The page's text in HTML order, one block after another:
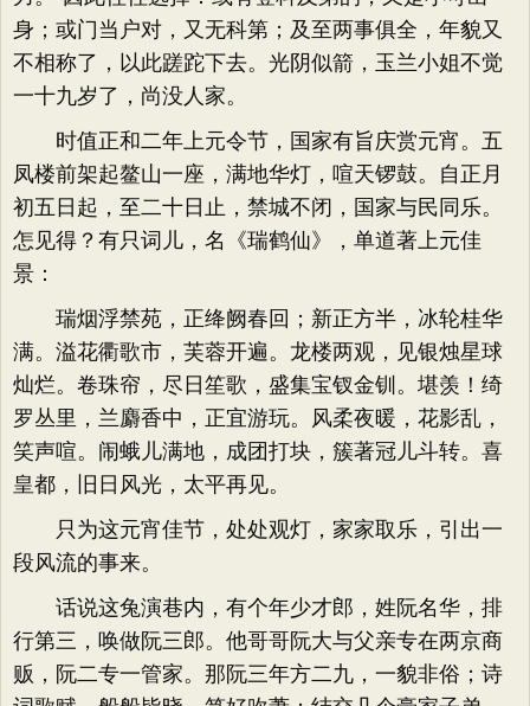
身；或门当户对，又无科第；及至两事俱全，年貌又
不相称了，以此蹉跎下去。光阴似箭，玉兰小姐不觉
一十九岁了，尚没人家。
时值正和二年上元令节，国家有旨庆赏元宵。五
凤楼前架起鳌山一座，满地华灯，喧天锣鼓。自正月
初五日起，至二十日止，禁城不闭，国家与民同乐。
怎见得？有只词儿，名《瑞鹤仙》，单道著上元佳
景：
瑞烟浮禁苑，正绛阙春回；新正方半，冰轮桂华
满。溢花衢歌市，芙蓉开遍。龙楼两观，见银烛星球
灿烂。卷珠帘，尽日笙歌，盛集宝钗金钏。堪羡！绮
罗丛里，兰麝香中，正宜游玩。风柔夜暖，花影乱，
笑声喧。闹蛾儿满地，成团打块，簇著冠儿斗转。喜
皇都，旧日风光，太平再见。
只为这元宵佳节，处处观灯，家家取乐，引出一
段风流的事来。
话说这兔演巷内，有个年少才郎，姓阮名华，排
行第三，唤做阮三郎。他哥哥阮大与父亲专在两京商
贩，阮二专一管家。那阮三年方二九，一貌非俗；诗